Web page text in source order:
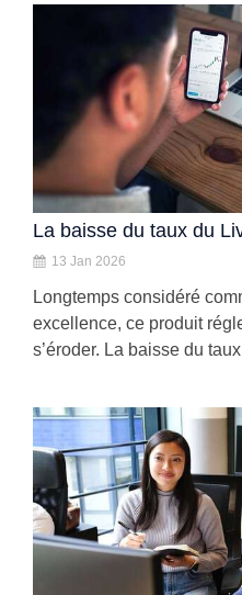
13 Jan 2026
Longtemps considéré
excellence, ce produit
s’éroder. La baisse du